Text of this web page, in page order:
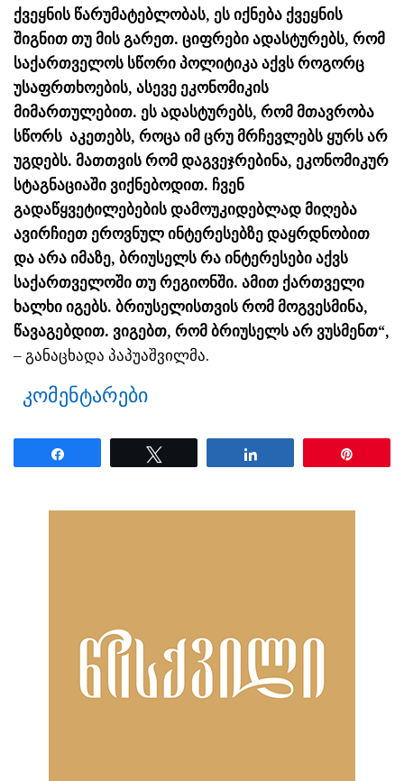
ქვეყნის წარუმატებლობას, ეს იქნება ქვეყნის
შიგნით თუ მის გარეთ. ციფრები ადასტურებს, რომ
საქართველოს სწორი პოლიტიკა აქვს როგორც
უსაფრთხოების, ასევე ეკონომიკის
მიმართულებით. ეს ადასტურებს, რომ მთავრობა
სწორს აკეთებს, როცა იმ ცრუ მრჩევლებს ყურს არ
უგდებს. მათთვის რომ დაგვეჯრებინა, ეკონომიკურ
სტაგნაციაში ვიქნებოდით. ჩვენ
გადაწყვეტილებების დამოუკიდებლად მიღება
ავირჩიეთ ეროვნულ ინტერესებზე დაყრდნობით
და არა იმაზე, ბრიუსელს რა ინტერესები აქვს
საქართველოში თუ რეგიონში. ამით ქართველი
ხალხი იგებს. ბრიუსელისთვის რომ მოგვესმინა,
წავაგებდით. ვიგებთ, რომ ბრიუსელს არ ვუსმენთ“,
– განაცხადა პაპუაშვილმა.
კომენტარები